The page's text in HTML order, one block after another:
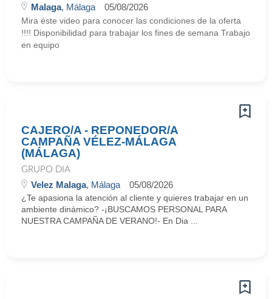
Malaga, Málaga 05/08/2026
Mira éste video para conocer las condiciones de la oferta
!!!! Disponibilidad para trabajar los fines de semana Trabajo
en equipo
CAJERO/A - REPONEDOR/A
CAMPAÑA VÉLEZ-MÁLAGA
(MÁLAGA)
GRUPO DIA
Velez Malaga, Málaga 05/08/2026
¿Te apasiona la atención al cliente y quieres trabajar en un
ambiente dinámico? -¡BUSCAMOS PERSONAL PARA
NUESTRA CAMPAÑA DE VERANO!- En Dia ...